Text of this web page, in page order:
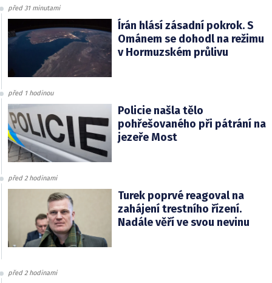
před 31 minutami
Írán hlásí zásadní pokrok. S
Ománem se dohodl na režimu
v Hormuzském průlivu
před 1 hodinou
Policie našla tělo
pohřešovaného při pátrání na
jezeře Most
před 2 hodinami
Turek poprvé reagoval na
zahájení trestního řízení.
Nadále věří ve svou nevinu
před 2 hodinami